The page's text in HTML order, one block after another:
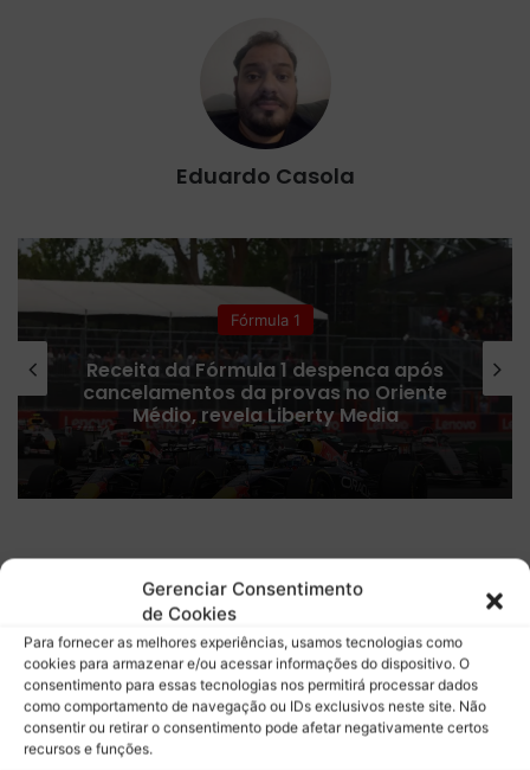
Gerenciar Consentimento
de Cookies
Para fornecer as melhores experiências, usamos tecnologias como
cookies para armazenar e/ou acessar informações do dispositivo. O
consentimento para essas tecnologias nos permitirá processar dados
como comportamento de navegação ou IDs exclusivos neste site. Não
consentir ou retirar o consentimento pode afetar negativamente certos
recursos e funções.
Eduardo Casola
Colunistas
Fórmula 1 confirma plano para
ampliar número de corridas Sprint
em 2027
n
g
a